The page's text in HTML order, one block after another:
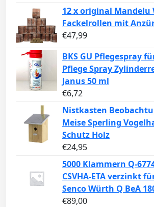
12 x original Mandelu
Fackelrollen mit
€47,99
BKS GU Pflegespray
Pflege Spray
Janus 50 ml
€6,72
Nistkasten
Meise Sperling
Schutz Holz
€24,95
5000 Klammern Q-
CSVHA-ETA verzinkt
Senco Würth Q BeA
€89,00